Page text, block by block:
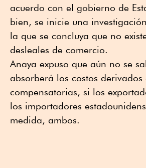
acuerdo con el gobierno de
bien, se inicie una
la que se concluya que no
desleales de comercio.
Anaya expuso que aún no se
absorberá los costos derivados
compensatorias, si los
los importadores
medida, ambos.